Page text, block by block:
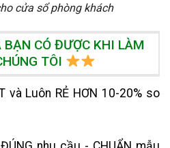
cửa sổ phòng khách
BẠN CÓ ĐƯỢC KHI LÀM
TÔI
và Luôn RẺ HƠN 10-20% so